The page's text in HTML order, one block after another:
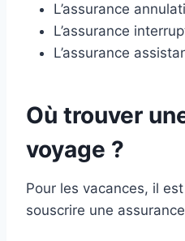
L’assurance
L’assurance
L’assurance
Où trouver
voyage ?
Pour les vacances, il
souscrire une